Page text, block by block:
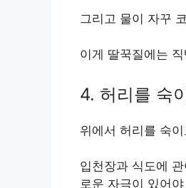
그리고 물이 자꾸
이게 딸꾹질에는
4. 허리를 숙
위에서 허리를 숙
입천장과 식도에
로운 자극이 있어